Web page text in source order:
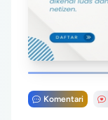
Komentari